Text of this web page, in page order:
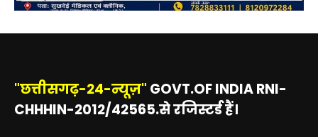
"छत्तीसगढ़-24-न्यूज़" GOVT.OF INDIA RNI-
CHHHIN-2012/42565.से रजिस्टर्ड हैं।